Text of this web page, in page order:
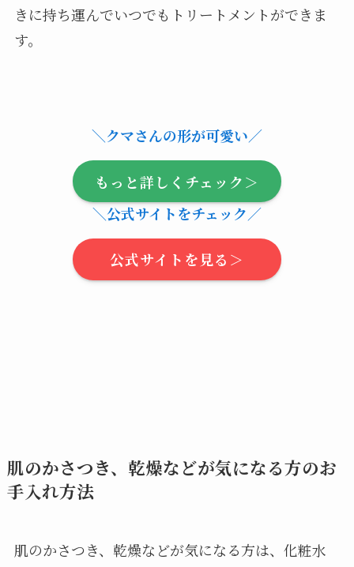
きに持ち運んでいつでもトリートメントができま
す。
＼クマさんの形が可愛い／
もっと詳しくチェック＞
＼公式サイトをチェック／
公式サイトを見る＞
肌のかさつき、乾燥などが気になる方のお
手入れ方法
肌のかさつき、乾燥などが気になる方は、化粧水